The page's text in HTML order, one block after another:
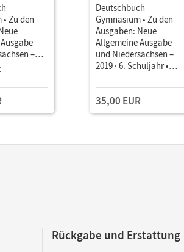
Zu den
–
•
Deutschbuch
Gymnasium • Zu den
Ausgaben: Neue
Allgemeine Ausgabe
und Niedersachsen –
2019 · 6. Schuljahr •
Extra Handreichungen,
Kopiervorlagen,
Klassenarbeiten
35,00 EUR
Rückgabe und Erstattung